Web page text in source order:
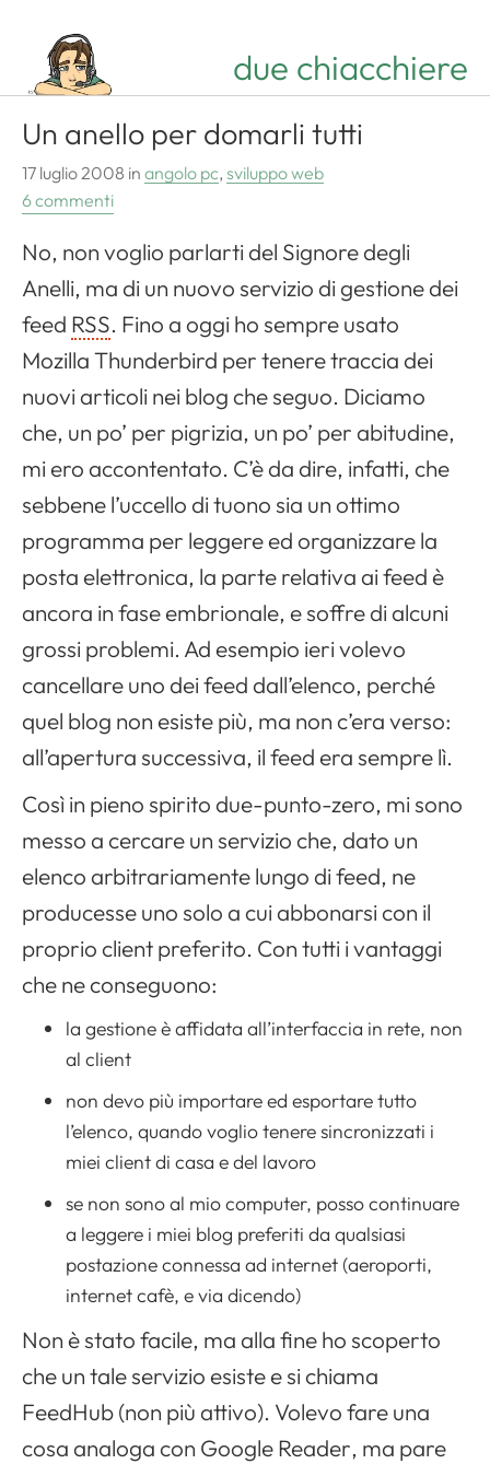
due chiacchiere
Un anello per domarli tutti
17 luglio 2008 in angolo pc, sviluppo web
6 commenti
No, non voglio parlarti del Signore degli
Anelli, ma di un nuovo servizio di gestione dei
feed RSS. Fino a oggi ho sempre usato
MozillaThunderbird per tenere traccia dei
nuovi articoli nei blog che seguo. Diciamo
che, un po’ per pigrizia, un po’ per abitudine,
mi ero accontentato. C’è da dire, infatti, che
sebbene l’uccello di tuono sia un ottimo
programma per leggere ed organizzare la
posta elettronica, la parte relativa aifeedè
ancora in fase embrionale, e soffre di alcuni
grossi problemi. Ad esempio ieri volevo
cancellare uno deifeed dall’elenco, perché
quel blog non esiste più, ma non c’era verso:
all’apertura successiva, ilfeedera sempre lì.
Così in pieno spirito due-punto-zero, mi sono
messo a cercare un servizio che, dato un
elenco arbitrariamente lungo difeed, ne
producesse uno solo a cui abbonarsi con il
proprio client preferito. Con tutti i vantaggi
che ne conseguono:
la gestione è affidata all’interfaccia in rete, non
al client
non devo più importare ed esportare tutto
l’elenco, quando voglio tenere sincronizzati i
miei client di casa e del lavoro
se non sono al mio computer, posso continuare
a leggere i miei blog preferiti da qualsiasi
postazione connessa ad internet (aeroporti,
internet cafè, e via dicendo)
Non è stato facile, ma alla fine ho scoperto
che un tale servizio esiste e si chiama
FeedHub (non più attivo). Volevo fare una
cosa analoga con Google Reader, ma pare